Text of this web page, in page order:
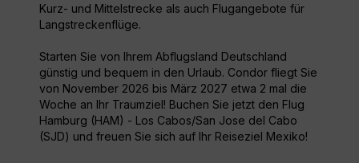
Kurz- und Mittelstrecke als auch Flugangebote für
Langstreckenflüge.
Starten Sie von Ihrem Abflugsland Deutschland
günstig und bequem in den Urlaub. Condor fliegt Sie
von November 2026 bis März 2027 etwa 2 mal die
Woche an Ihr Traumziel! Buchen Sie jetzt den Flug
Hamburg (HAM) - Los Cabos/San Jose del Cabo
(SJD) und freuen Sie sich auf Ihr Reiseziel Mexiko!